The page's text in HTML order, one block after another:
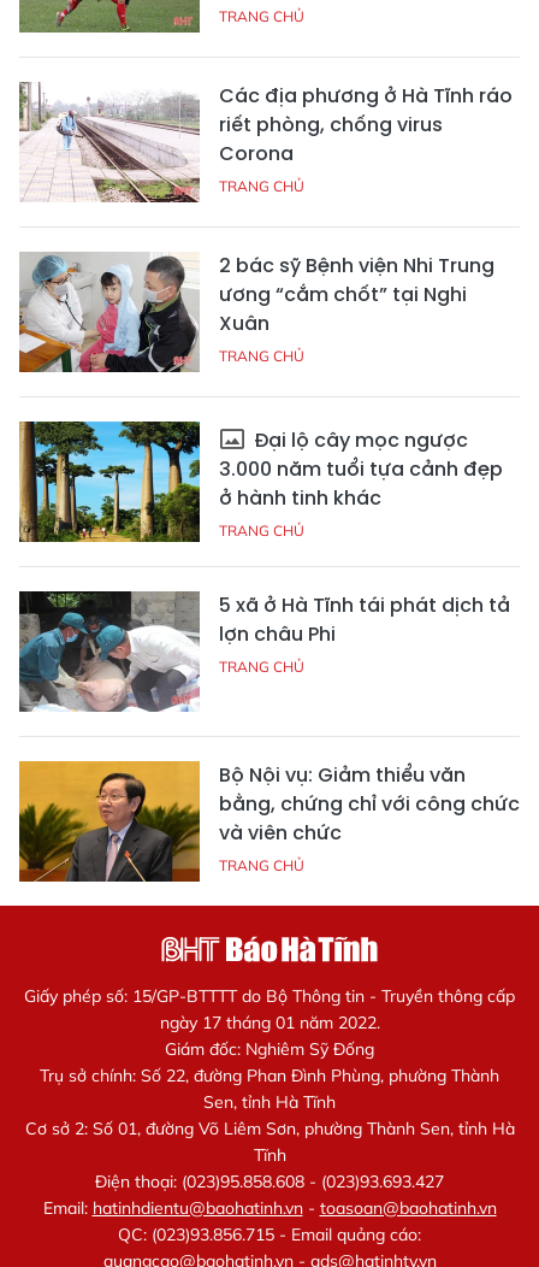
TRANG CHỦ
Các địa phương ở Hà Tĩnh ráo
riết phòng, chống virus
Corona
TRANG CHỦ
2 bác sỹ Bệnh viện Nhi Trung
ương “cắm chốt” tại Nghi
Xuân
TRANG CHỦ
Đại lộ cây mọc ngược
3.000 năm tuổi tựa cảnh đẹp
ở hành tinh khác
TRANG CHỦ
5 xã ở Hà Tĩnh tái phát dịch tả
lợn châu Phi
TRANG CHỦ
Bộ Nội vụ: Giảm thiểu văn
bằng, chứng chỉ với công chức
và viên chức
TRANG CHỦ
Giấy phép số: 15/GP-BTTTT do Bộ Thông tin - Truyền thông cấp
ngày 17 tháng 01 năm 2022.
Giám đốc: Nghiêm Sỹ Đống
Trụ sở chính: Số 22, đường Phan Đình Phùng, phường Thành
Sen, tỉnh Hà Tĩnh
Cơ sở 2: Số 01, đường Võ Liêm Sơn, phường Thành Sen, tỉnh Hà
Tĩnh
Điện thoại: (023)95.858.608 - (023)93.693.427
Email: hatinhdientu@baohatinh.vn- toasoan@baohatinh.vn
QC: (023)93.856.715 - Email quảng cáo:
quangcao@baohatinh.vn- ads@hatinhtv.vn